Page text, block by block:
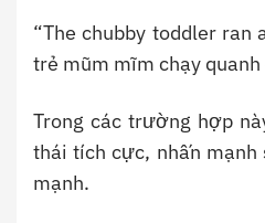
“The chubby toddler ran
trẻ mũm mĩm chạy quanh
Trong các trường hợp
thái tích cực, nhấn
mạnh.